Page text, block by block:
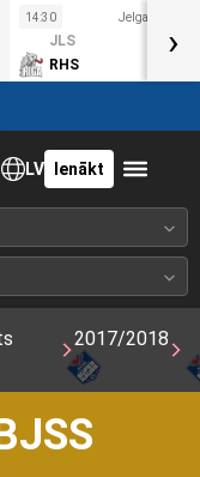
14:30 Jelgavas
JLS
RHS
›
LV Ienākt
2017/2018